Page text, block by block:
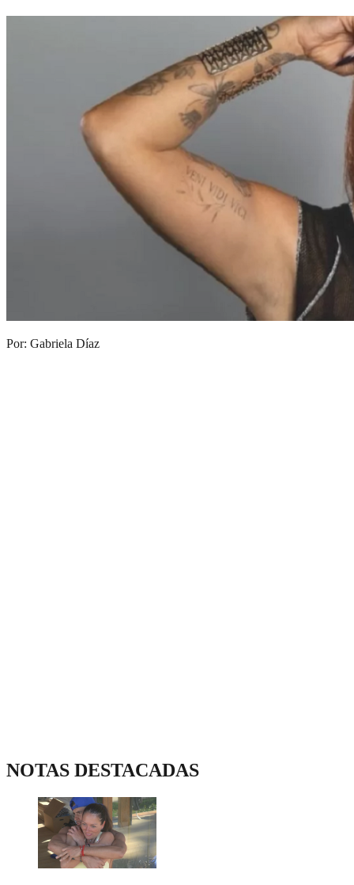
Por: Gabriela Díaz
NOTAS DESTACADAS